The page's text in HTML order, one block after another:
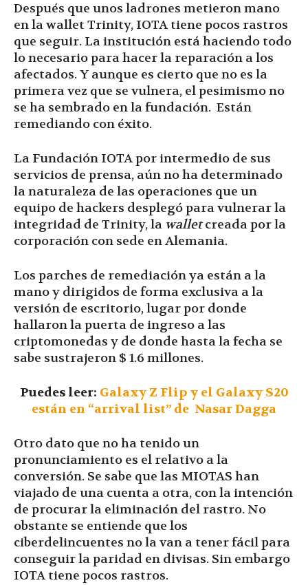
Después que unos ladrones metieron mano
en la wallet Trinity, IOTA tiene pocos rastros
que seguir. La institución está haciendo todo
lo necesario para hacer la reparación a los
afectados. Y aunque es cierto que no es la
primera vez que se vulnera, el pesimismo no
se ha sembrado en la fundación. Están
remediando con éxito.
La Fundación IOTA por intermedio de sus
servicios de prensa, aún no ha determinado
la naturaleza de las operaciones que un
equipo de hackers desplegó para vulnerar la
integridad de Trinity, la walletcreada por la
corporación con sede en Alemania.
Los parches de remediación ya están a la
mano y dirigidos de forma exclusiva a la
versión de escritorio, lugar por donde
hallaron la puerta de ingreso a las
criptomonedas y de donde hasta la fecha se
sabe sustrajeron $ 1.6 millones.
Puedes leer: Galaxy Z Flip y el Galaxy S20
están en “arrival list” de Nasar Dagga
Otro dato que no ha tenido un
pronunciamiento es el relativo a la
conversión. Se sabe que las MIOTAS han
viajado de una cuenta a otra, con la intención
de procurar la eliminación del rastro. No
obstante se entiende que los
ciberdelincuentes no la van a tener fácil para
conseguir la paridad en divisas. Sin embargo
IOTA tiene pocos rastros.